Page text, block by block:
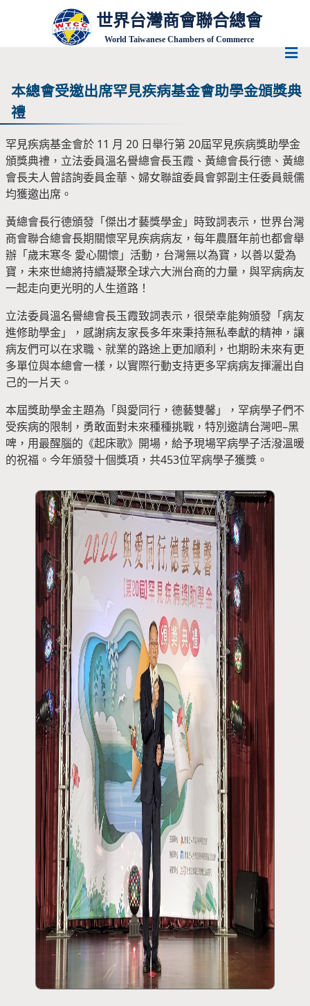
世界台灣商會聯合總會
World Taiwanese Chambers of Commerce
本總會受邀出席罕見疾病基金會助學金頒獎典
禮
罕見疾病基金會於 11 月 20 日舉行第 20屆罕見疾病獎助學金
頒獎典禮，立法委員溫名譽總會長玉霞、黃總會長行德、黃總
會長夫人曾諮詢委員金華、婦女聯誼委員會郭副主任委員競儒
均獲邀出席。
黃總會長行德頒發「傑出才藝獎學金」時致詞表示，世界台灣
商會聯合總會長期關懷罕見疾病病友，每年農曆年前也都會舉
辦「歲末寒冬 愛心關懷」活動，台灣無以為寶，以善以愛為
寶，未來世總將持續凝聚全球六大洲台商的力量，與罕病病友
一起走向更光明的人生道路！
立法委員溫名譽總會長玉霞致詞表示，很榮幸能夠頒發「病友
進修助學金」，感謝病友家長多年來秉持無私奉獻的精神，讓
病友們可以在求職、就業的路途上更加順利，也期盼未來有更
多單位與本總會一樣，以實際行動支持更多罕病病友揮灑出自
己的一片天。
本屆獎助學金主題為「與愛同行，德藝雙馨」，罕病學子們不
受疾病的限制，勇敢面對未來種種挑戰，特別邀請台灣吧–黑
啤，用最醒腦的《起床歌》開場，給予現場罕病學子活潑溫暖
的祝福。今年頒發十個獎項，共453位罕病學子獲獎。